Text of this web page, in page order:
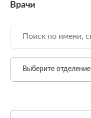
Врачи
Выберите отделение